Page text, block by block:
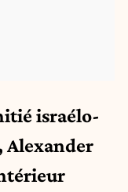
israélo-
Alexander